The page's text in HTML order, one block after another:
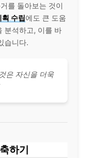
를 돌아보는 것이
획 수립에도 큰 도움
분석하고, 이를 바
습니다.
은 자신을 더욱
하기